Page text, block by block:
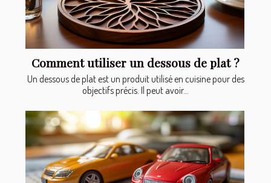
Comment utiliser un dessous de plat ?
Un dessous de plat est un produit utilisé en cuisine pour des
objectifs précis. Il peut avoir...